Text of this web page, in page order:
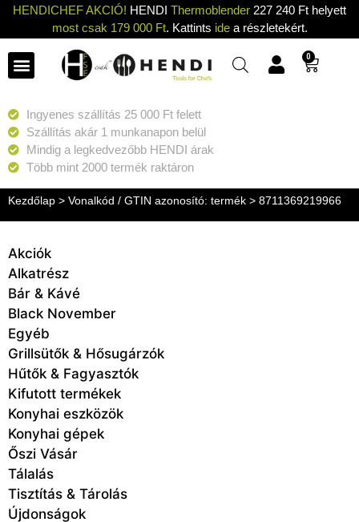
HENDICHEF AKCIÓ! HENDI Thermoblender 227 240 Ft helyett
most csak 179 000 Ft. Kattints idea részletekért.
0
Ingyenes szállítás 25 000 Ft felett
Szállítás akár 1 munkanapon belül
Mindig a legkedvezőbb HENDI árak
Több mint 2000 termék raktáron
Kezdőlap > Vonalkód / GTIN azonosító: termék > 8711369219966
Akciók
Alkatrész
Bár & Kávé
Black November
Egyéb
Grillsütők & Hősugárzók
Hűtők & Fagyasztók
Kifutott termékek
Konyhai eszközök
Konyhai gépek
Őszi Vásár
Tálalás
Tisztítás & Tárolás
Újdonságok